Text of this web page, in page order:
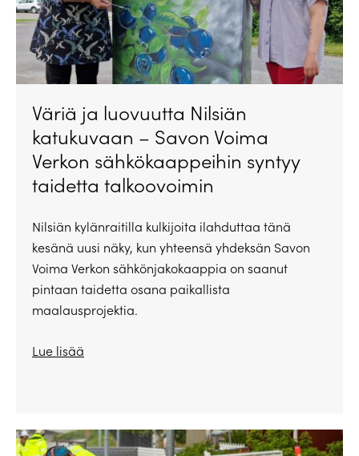
Väriä ja luovuutta Nilsiän
katukuvaan – Savon Voima
Verkon sähkökaappeihin syntyy
taidetta talkoovoimin
Nilsiän kylänraitilla kulkijoita ilahduttaa tänä
kesänä uusi näky, kun yhteensä yhdeksän Savon
Voima Verkon sähkönjakokaappia on saanut
pintaan taidetta osana paikallista
maalausprojektia.
Lue lisää